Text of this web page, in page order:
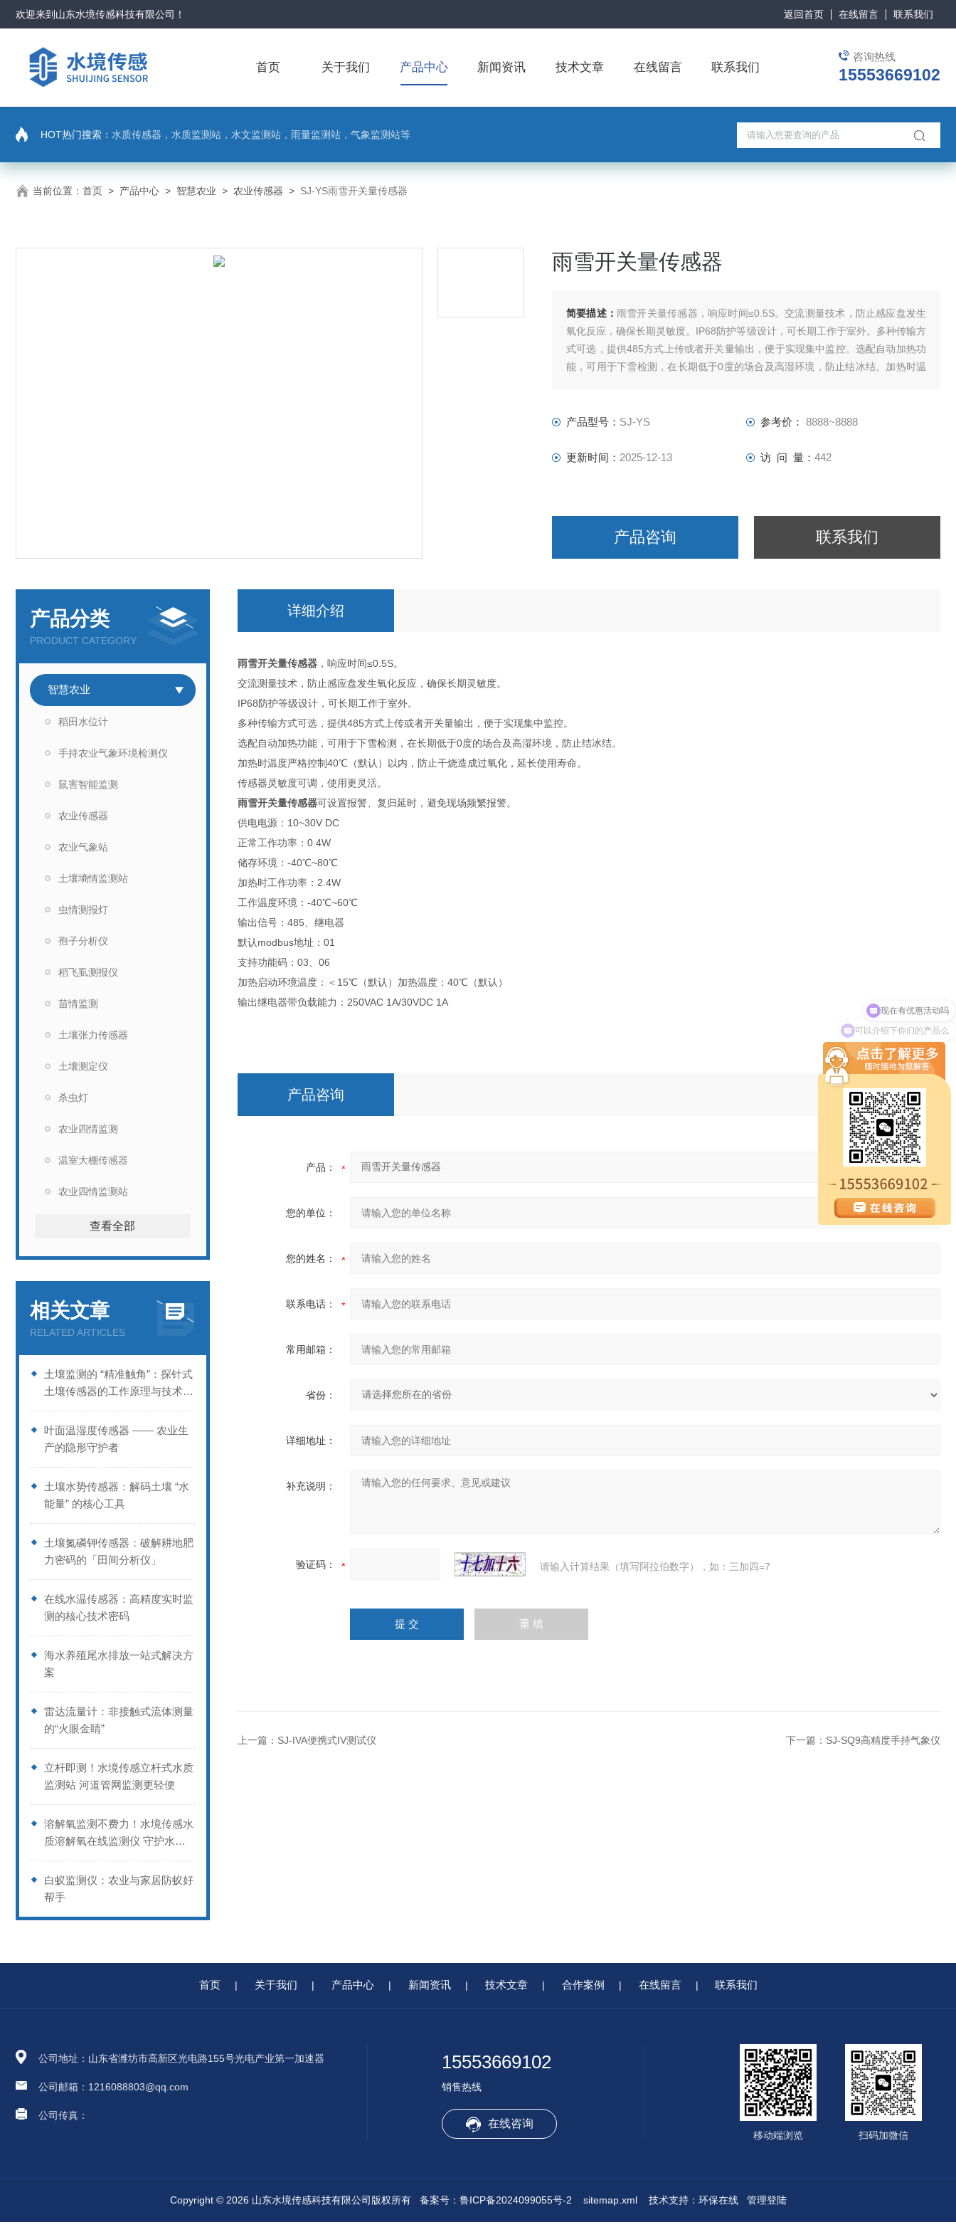
欢迎来到 山东水境传感科技有限公司 ！ 返回首页 在线留言 联系我们
咨询热线
15553669102
首页 关于我们 产品中心 新闻资讯 技术文章 在线留言 联系我们
HOT热门搜索： 水质传感器，水质监测站，水文监测站，雨量监测站，气象监测站等
当前位置： 首页 > 产品中心 > 智慧农业 > 农业传感器 > SJ-YS雨雪开关量传感器
雨雪开关量传感器
简要描述：雨雪开关量传感器，响应时间≤0.5S。交流测量技术，防止感应盘发生
氧化反应，确保长期灵敏度。IP68防护等级设计，可长期工作于室外。多种传输方
式可选，提供485方式上传或者开关量输出，便于实现集中监控。选配自动加热功
能，可用于下雪检测，在长期低于0度的场合及高湿环境，防止结冰结。加热时温
产品型号： SJ-YS 参考价： 8888~8888
更新时间： 2025-12-13 访 问 量： 442
产品咨询 联系我们
产品分类
PRODUCT CATEGORY
智慧农业
稻田水位计
手持农业气象环境检测仪
鼠害智能监测
农业传感器
农业气象站
土壤墒情监测站
虫情测报灯
孢子分析仪
稻飞虱测报仪
苗情监测
土壤张力传感器
土壤测定仪
杀虫灯
农业四情监测
温室大棚传感器
农业四情监测站
查看全部
相关文章
RELATED ARTICLES
土壤监测的 “精准触角”：探针式
土壤传感器的工作原理与技术优
势
叶面温湿度传感器 —— 农业生
产的隐形守护者
土壤水势传感器：解码土壤 “水
能量” 的核心工具
土壤氮磷钾传感器：破解耕地肥
力密码的「田间分析仪」
在线水温传感器：高精度实时监
测的核心技术密码
海水养殖尾水排放一站式解决方
案
雷达流量计：非接触式流体测量
的“火眼金睛”
立杆即测！水境传感立杆式水质
监测站 河道管网监测更轻便
溶解氧监测不费力！水境传感水
质溶解氧在线监测仪 守护水体
生态关
白蚁监测仪：农业与家居防蚁好
帮手
详细介绍
雨雪开关量传感器 ，响应时间≤0.5S。
交流测量技术，防止感应盘发生氧化反应，确保长期灵敏度。
IP68防护等级设计，可长期工作于室外。
多种传输方式可选，提供485方式上传或者开关量输出，便于实现集中监控。
选配自动加热功能，可用于下雪检测，在长期低于0度的场合及高湿环境，防止结冰结。
加热时温度严格控制40℃（默认）以内，防止干烧造成过氧化，延长使用寿命。
传感器灵敏度可调，使用更灵活。
雨雪开关量传感器可设置报警、复归延时，避免现场频繁报警。
供电电源：10~30V DC
正常工作功率：0.4W
储存环境：-40℃~80℃
加热时工作功率：2.4W
工作温度环境：-40℃~60℃
输出信号：485、继电器
默认modbus地址：01
支持功能码：03、06
加热启动环境温度：＜15℃（默认）加热温度：40℃（默认）
输出继电器带负载能力：250VAC 1A/30VDC 1A
产品咨询
产品：
您的单位：
您的姓名：
联系电话：
常用邮箱：
省份：
详细地址：
补充说明：
验证码： 请输入计算结果（填写阿拉伯数字），如：三加四=7
上一篇： SJ-IVA便携式IV测试仪 下一篇： SJ-SQ9高精度手持气象仪
首页 | 关于我们 | 产品中心 | 新闻资讯 | 技术文章 | 合作案例 | 在线留言 | 联系我们
公司地址：山东省潍坊市高新区光电路155号光电产业第一加速器
公司邮箱：1216088803@qq.com
公司传真：
15553669102
销售热线
在线咨询
扫码加微信
移动端浏览
Copyright © 2026 山东水境传感科技有限公司版权所有 备案号：鲁ICP备2024099055号-2 sitemap.xml技术支持： 环保在线 管理登陆